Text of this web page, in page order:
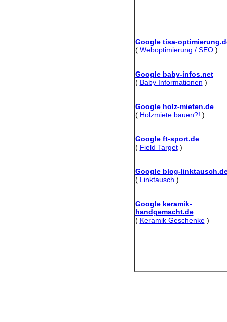
Google tisa-
( Weboptimierung / SEO)
Google baby-infos.net
( Baby Informationen )
Google holz-mieten.de
( Holzmiete bauen?! )
Google ft-sport.de
( Field Target)
Google blog-
( Linktausch )
Google keramik-
handgemacht.de
( Keramik Geschenke)